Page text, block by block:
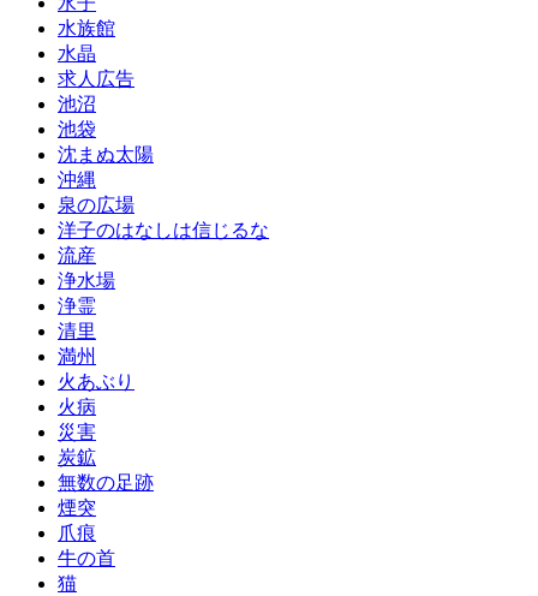
水族館
水晶
求人広告
池沼
池袋
沈まぬ太陽
沖縄
泉の広場
洋子のはなしは信じるな
流産
浄水場
浄霊
清里
満州
火あぶり
火病
災害
炭鉱
無数の足跡
煙突
爪痕
牛の首
猫